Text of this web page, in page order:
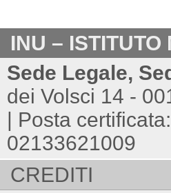
INU –
Sede Legale,
dei Volsci 14 -
| Posta certificata:
02133621009
CREDITI